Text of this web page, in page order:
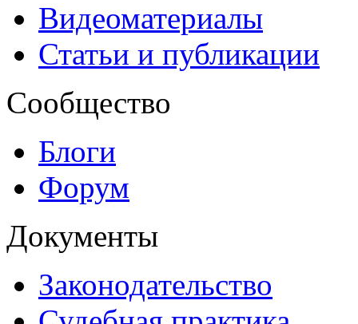
Видеоматериалы
Статьи и публикации
Сообщество
Блоги
Форум
Документы
Законодательство